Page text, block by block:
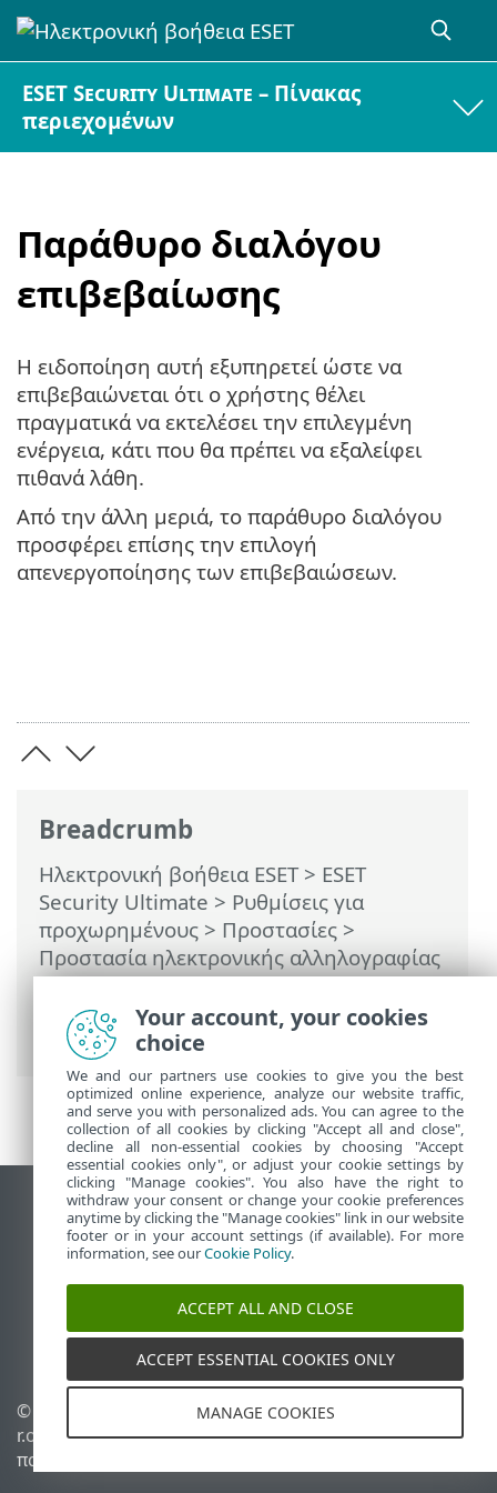
ESET Security Ultimate – Πίνακας
περιεχομένων
Παράθυρο διαλόγου
επιβεβαίωσης
Breadcrumb
Ηλεκτρονική βοήθεια ESET> ESET
Security Ultimate > Ρυθμίσεις για
προχωρημένους > Προστασίες >
Προστασία ηλεκτρονικής αλληλογραφίας
>Προστασία γραμματοκιβωτίου>
Ενοποιήσεις> Παράθυρο διαλόγου
επιβεβαίωσης
Η ειδοποίηση αυτή εξυπηρετεί ώστε να
επιβεβαιώνεται ότι ο χρήστης θέλει
πραγματικά να εκτελέσει την επιλεγμένη
ενέργεια, κάτι που θα πρέπει να εξαλείφει
πιθανά λάθη.
Από την άλλη μεριά, το παράθυρο διαλόγου
προσφέρει επίσης την επιλογή
απενεργοποίησης των επιβεβαιώσεων.
Προβολή ιστότοπου επιφάνειας εργασίας
End of Life
Γνωσιακή βάση ESET
Ομάδα συζήτησης ESET
ESET Status Portal
Τοπική υποστήριξη
© 1992 - 2025 ESET, spol. s
r.o. - Με την επιφύλαξη
παντός δικαιώματος.
Διαχείριση cookies
Πολιτική cookie
Your account, your cookies
choice
We and our partners use cookies to give you the best
optimized online experience, analyze our website traffic,
and serve you with personalized ads. You can agree to the
collection of all cookies by clicking "Accept all and close",
decline all non-essential cookies by choosing "Accept
essential cookies only", or adjust your cookie settings by
clicking "Manage cookies". You also have the right to
withdraw your consent or change your cookie preferences
anytime by clicking the "Manage cookies" link in our website
footer or in your account settings (if available). For more
information, see ourCookie Policy.
ACCEPT ALL AND CLOSE
ACCEPT ESSENTIAL COOKIES ONLY
MANAGE COOKIES